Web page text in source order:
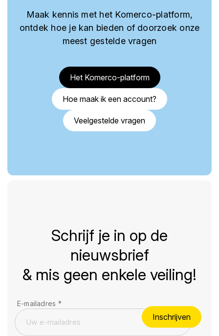
Maak kennis met het Komerco-platform,
ontdek hoe je kan bieden of doorzoek onze
meest gestelde vragen
Het Komerco-platform
Hoe maak ik een account?
Veelgestelde vragen
Schrijf je in op de
nieuwsbrief
& mis geen enkele veiling!
E-mailadres *
Inschrijven